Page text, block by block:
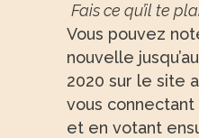
Fais ce qu’il te
Vous pouvez
nouvelle
2020 sur le site
vous
et en votant